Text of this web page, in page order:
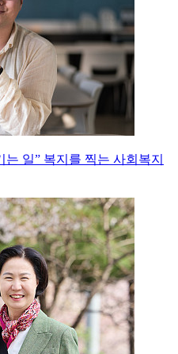
일” 복지를 찍는 사회복지